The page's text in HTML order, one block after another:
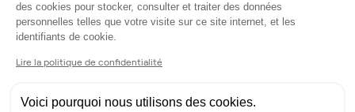
Dépôt de garantie
Frais d'entrée HT
Honoraires Ubiq
des cookies pour stocker, consulter et traiter des données
personnelles telles que votre visite sur ce site internet, et les
identifiants de cookie.
Lire la politique de confidentialité
Voici pourquoi nous utilisons des cookies.